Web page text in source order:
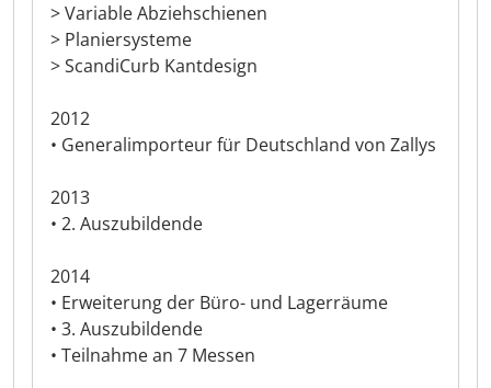
> Variable Abziehschienen
> Planiersysteme
> ScandiCurb Kantdesign
2012
• Generalimporteur für Deutschland von Zallys
2013
• 2. Auszubildende
2014
• Erweiterung der Büro- und Lagerräume
• 3. Auszubildende
• Teilnahme an 7 Messen